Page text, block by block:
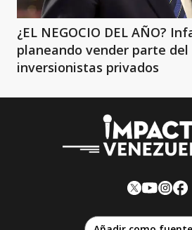
¿EL NEGOCIO DEL AÑO?
planeando vender parte
inversionistas privados